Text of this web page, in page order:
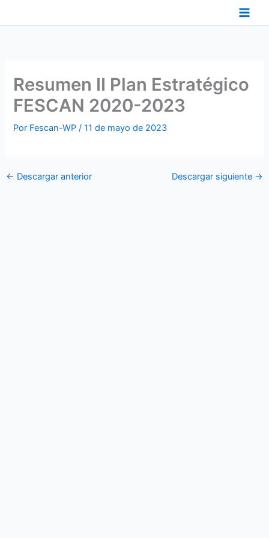
Resumen II Plan Estratégico
FESCAN 2020-2023
Por Fescan-WP/11 de mayo de 2023
← Descargar anterior Descargar siguiente →